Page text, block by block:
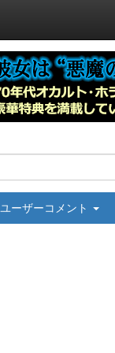
ユーザーコメント